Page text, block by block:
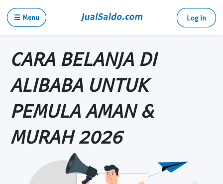
☰ Menu Log in
CARA BELANJA DI
ALIBABA UNTUK
PEMULA AMAN &
MURAH 2026